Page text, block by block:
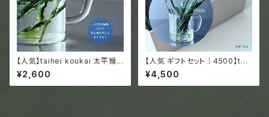
【人気】taihei koukai 太平猴
魁 たいへいこうかい／ 希少！ 新
茶 2026 手作り プレミアム グ
ラスで楽しむ 中国緑茶 安徽省
¥2,600
【人気 ギフトセット｜4500】taih
eikoukai & glass ／圧倒的な
非日常感／初心者にもお茶好き
にもおすすめ／最高品質の中国
¥4,500